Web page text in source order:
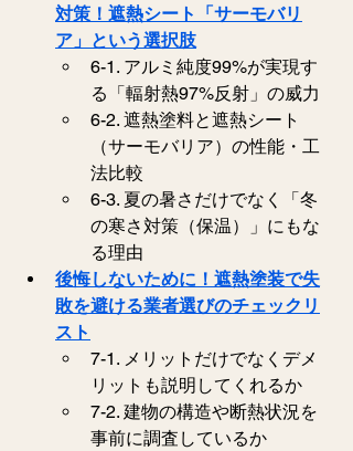
対策！遮熱シート「サーモバリ
ア」という選択肢
6-1. アルミ純度99%が実現す
る「輻射熱97%反射」の威力
6-2. 遮熱塗料と遮熱シート
（サーモバリア）の性能・工
法比較
6-3. 夏の暑さだけでなく「冬
の寒さ対策（保温）」にもな
る理由
後悔しないために！遮熱塗装で失
敗を避ける業者選びのチェックリ
スト
7-1. メリットだけでなくデメ
リットも説明してくれるか
7-2. 建物の構造や断熱状況を
事前に調査しているか